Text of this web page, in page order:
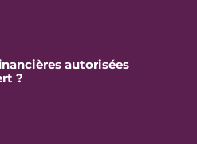
autorisées
?